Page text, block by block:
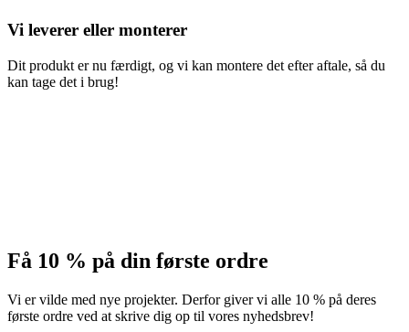
Vi leverer eller monterer
Dit produkt er nu færdigt, og vi kan montere det efter aftale, så du
kan tage det i brug!
Få 10 % på din første ordre
Vi er vilde med nye projekter. Derfor giver vi alle 10 % på deres
første ordre ved at skrive dig op til vores nyhedsbrev!